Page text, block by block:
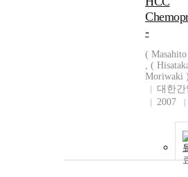
-
(
, (
Moriwaki
대한
2007